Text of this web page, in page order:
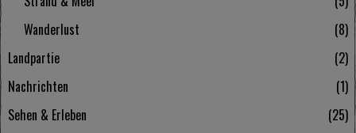
Wanderlust
8
Landpartie
2
Nachrichten
1
Sehen & Erleben
25